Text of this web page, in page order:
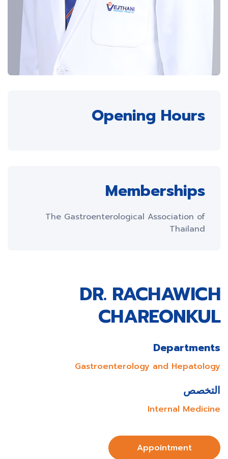
Opening Hours
Memberships
The Gastroenterological Association of
Thailand
DR. RACHAWICH
CHAREONKUL
Departments
Gastroenterology and Hepatology
التخصص
Internal Medicine
Appointment